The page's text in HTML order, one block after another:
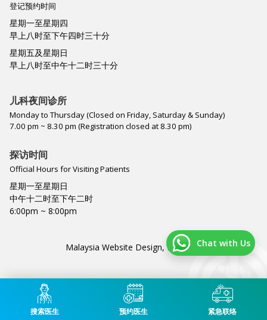
登记预约时间
星期一至星期四
早上八时至下午四时三十分
星期五及星期日
早上八时至中午十二时三十分
儿科夜间诊所
Monday to Thursday (Closed on Friday, Saturday & Sunday)
7.00 pm ~ 8.30 pm (Registration closed at 8.30 pm)
探访时间
Official Hours for Visiting Patients
星期一至星期日
中午十二时至下午二时
6:00pm ~ 8:00pm
Malaysia Website Design, Lightflex.
Chat with Us
搜索医生 预约医生 紧急联络